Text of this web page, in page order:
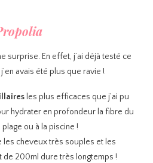
surprise. En effet, j’ai déjà testé ce
avais été plus que ravie !
les plus efficaces que j’ai pu
hydrater en profondeur la fibre du
ou à la piscine !
les cheveux très souples et les
de 200ml dure très longtemps !